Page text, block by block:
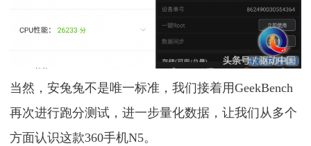
当然，安兔兔不是唯一标准，我们接着用GeekBench
再次进行跑分测试，进一步量化数据，让我们从多个
方面认识这款360手机N5。